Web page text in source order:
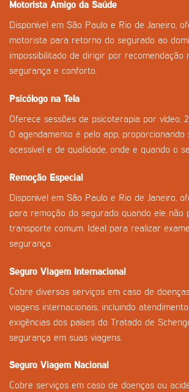
Motorista Amigo da Saúde
Disponível em São Paulo e Rio de Janeiro,
motorista para retorno do segurado ao
impossibilitado de dirigir por recomendação
segurança e conforto.
Psicólogo na Tela
Oferece sessões de psicoterapia por vídeo,
O agendamento é pelo app, proporcionando
acessível e de qualidade, onde e quando o
Remoção Especial
Disponível em São Paulo e Rio de Janeiro,
para remoção do segurado quando ele não
transporte comum. Ideal para realizar
segurança.
Seguro Viagem Internacional
Cobre diversos serviços em caso de
viagens internacionais, incluindo
exigências dos países do Tratado de
segurança em suas viagens.
Seguro Viagem Nacional
Cobre serviços em caso de doenças ou